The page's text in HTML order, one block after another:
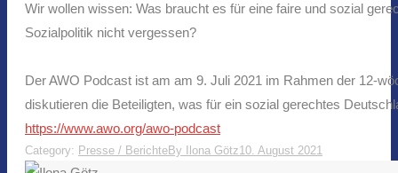
Wir wollen wissen: Was braucht es für eine faire und sozial
Sozialpolitik nicht vergessen?
Der AWO Podcast ist am am 9. Juli 2021 im Rahmen der 12-
diskutieren die Beteiligten, was für ein sozial gerechtes
https://www.awo.org/awo-podcast
Category: Presse / BerichteBy Ilona Götz10. August 2021